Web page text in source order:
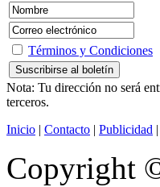
Términos y Condiciones
Nota: Tu dirección no será
terceros.
Inicio | Contacto | Publicidad |
Copyright